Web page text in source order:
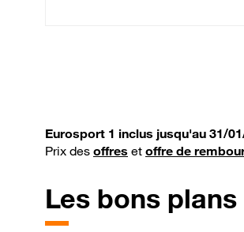
Eurosport 1 inclus jusqu'au 31/
Prix des offres et offre de
Les bons